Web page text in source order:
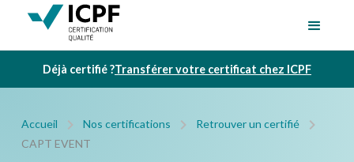
Déjà certifié ?Transférer votre certificat chez ICPF
Accueil Nos certifications
Retrouver un certifié
CAPT EVENT